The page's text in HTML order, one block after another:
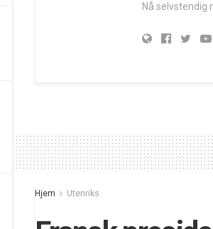
Nå selvstendig
Hjem Utenriks